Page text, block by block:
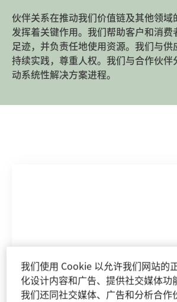
伙伴关系在推动我们价值链及其他领域
发挥着关键作用。我们帮助客户和消费
足迹，并负责任地使用资源。我们与供
持续实践，尊重人权。我们与合作伙伴
动系统性解决方案进程。
我们使用 Cookie 以允许我们网站的
化设计内容和广告、提供社交媒体功
我们还同社交媒体、广告和分析合作